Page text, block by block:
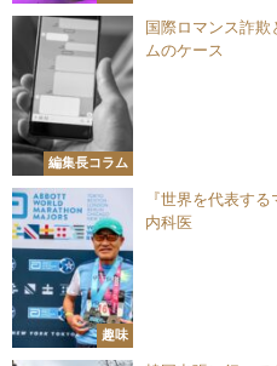
編集長コラム
国際ロマンス詐
ムのケース
趣味
『世界を代表す
内科医